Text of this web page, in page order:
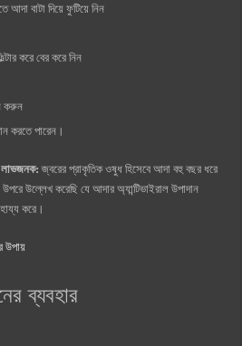
আদা বাটা দিয়ে ফুটিয়ে নিন
করে বের করে নিন
করুন
করতে পারেন।
লাভজনক: জ্বরের প্রাকৃতিক ওষুধ হিসেবে আদা বহু বছর ধরে
উল্লেখ করেছি যে আদার অ্যান্টিভাইরাল উপাদান
করে।
উপায়
ব্যবহার